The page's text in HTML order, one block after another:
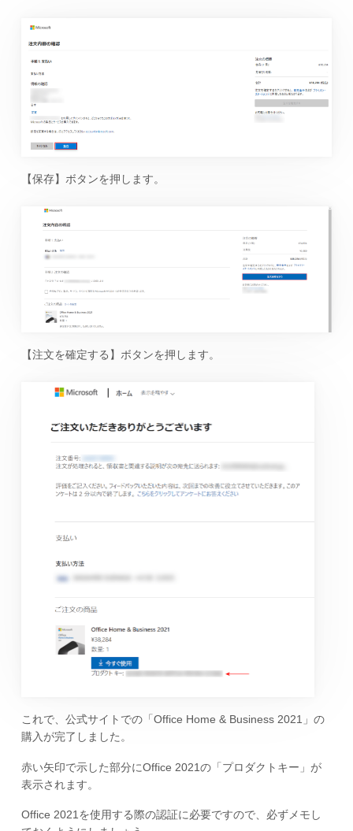
【保存】ボタンを押します。
【注文を確定する】ボタンを押します。
これで、公式サイトでの「Office Home & Business 2021」の
購入が完了しました。
赤い矢印で示した部分にOffice 2021の「プロダクトキー」が
表示されます。
Office 2021を使用する際の認証に必要ですので、必ずメモし